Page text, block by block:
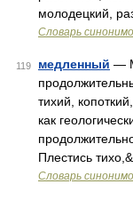
молодецкий,
Словарь
119 медленный —
тихий,
как
Плестись
Словарь